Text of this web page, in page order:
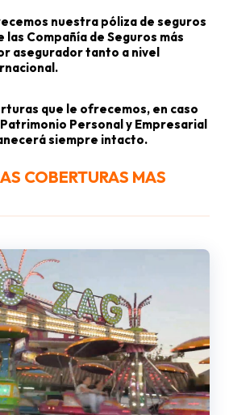
nuestra póliza de seguros
las Compañía de Seguros más
asegurador tanto a nivel
que le ofrecemos, en caso
Personal y Empresarial
siempre intacto.
COBERTURAS MAS